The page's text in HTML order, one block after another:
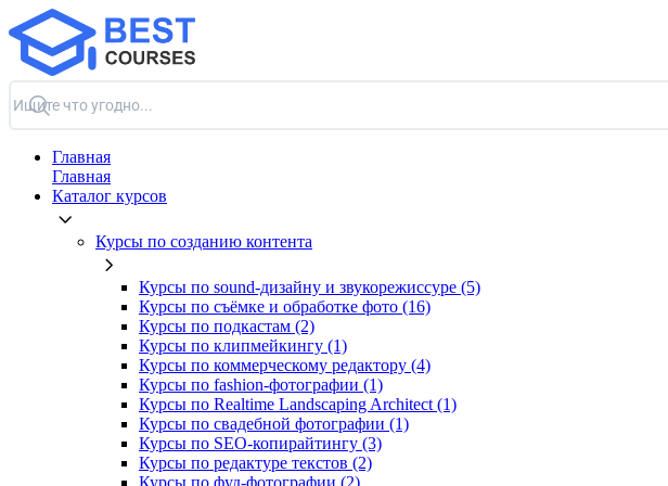
Главная
Главная
Каталог курсов
Курсы по созданию контента
Курсы по sound-дизайну и звукорежиссуре (5)
Курсы по съёмке и обработке фото (16)
Курсы по подкастам (2)
Курсы по клипмейкингу (1)
Курсы по коммерческому редактору (4)
Курсы по fashion-фотографии (1)
Курсы по Realtime Landscaping Architect (1)
Курсы по свадебной фотографии (1)
Курсы по SEO-копирайтингу (3)
Курсы по редактуре текстов (2)